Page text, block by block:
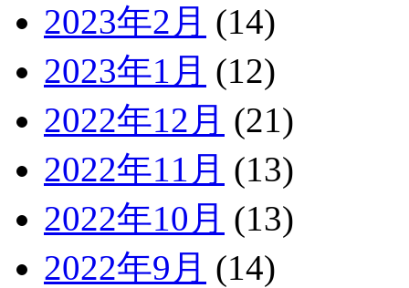
2023年2月 (14)
2023年1月 (12)
2022年12月 (21)
2022年11月 (13)
2022年10月 (13)
2022年9月 (14)